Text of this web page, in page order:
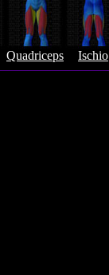
Quadriceps Ischio